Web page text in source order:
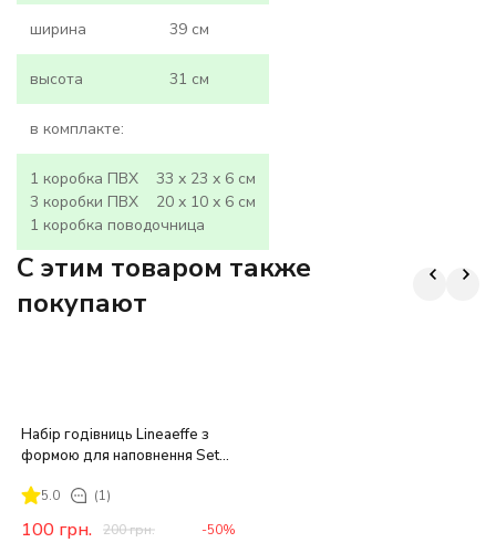
ширина 39 см
высота 31 см
в комплакте:
1 коробка ПВХ 33 х 23 х 6 см
3 коробки ПВХ 20 х 10 х 6 см
1 коробка поводочница
C этим товаром также
покупают
Набір годівниць Lineaeffe з
формою для наповнення Set
5.0 (1)
100 грн. 200грн. -50%